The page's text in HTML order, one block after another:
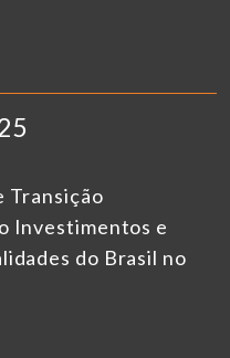
Transição
Investimentos e
do Brasil no